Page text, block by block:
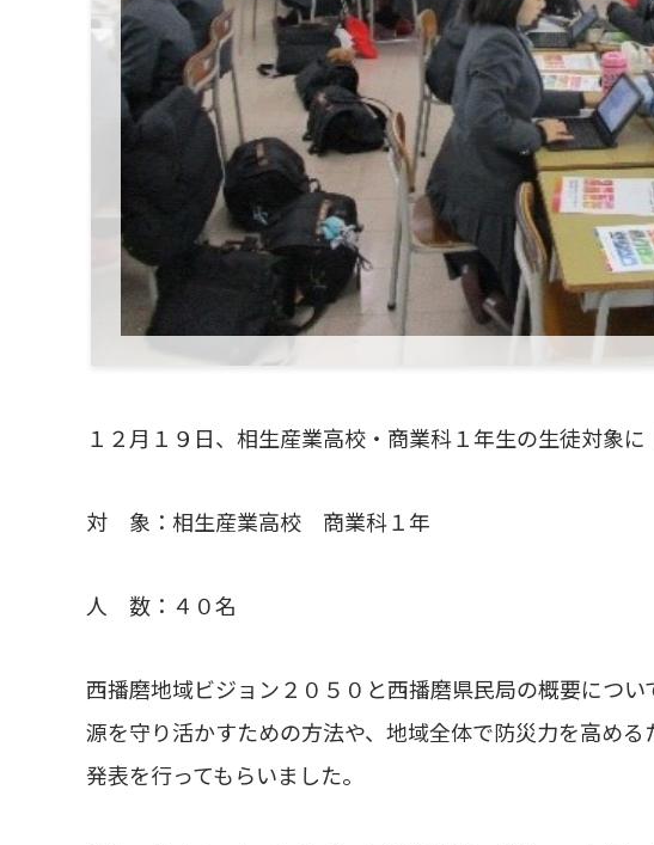
１２月１９日、相生産業高校・商業科１年生の生徒対象に
対 象：相生産業高校 商業科１年
人 数：４０名
西播磨地域ビジョン２０５０と西播磨県民局の概要につ
源を守り活かすための方法や、地域全体で防災力を高める
発表を行ってもらいました。